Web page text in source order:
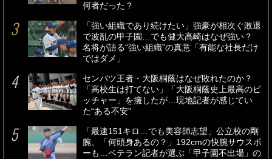
何者だった？
「強い組織であり続けたい」強豪が相次ぐ敗退
で波乱の甲子園…でも健大高崎はなぜ強い？
名将が語る“強い組織”の真意「有能な社長だけ
ではダメ」
センバツ王者・大阪桐蔭はなぜ敗れたのか？
「高校生は打てない」「大阪桐蔭史上最高のピ
ッチャー」を擁したが…現地記者が感じてい
た“ある不安”
「最速151キロ…でも美容師志望」公立校の剛
腕、「何頭身あるの？」192cmの快腕サウスポ
ーも…ベテラン記者が選ぶ「甲子園不出場」の